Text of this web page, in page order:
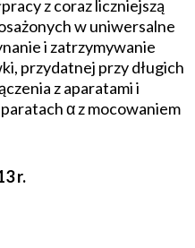
z coraz liczniejszą
w uniwersalne
i zatrzymywanie
przydatnej przy długich
z aparatami i
α z mocowaniem
r.